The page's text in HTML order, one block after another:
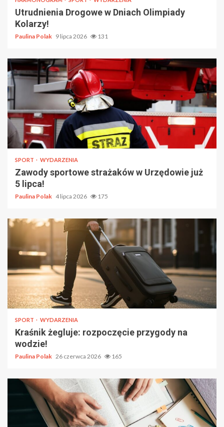
Utrudnienia Drogowe w Dniach Olimpiady
Kolarzy!
Paulina Polak 9 lipca 2026 131
SPORT WYDARZENIA
Zawody sportowe strażaków w Urzędowie już
5 lipca!
Paulina Polak 4 lipca 2026 175
SPORT WYDARZENIA
Kraśnik żegluje: rozpoczęcie przygody na
wodzie!
Paulina Polak 26 czerwca 2026 165